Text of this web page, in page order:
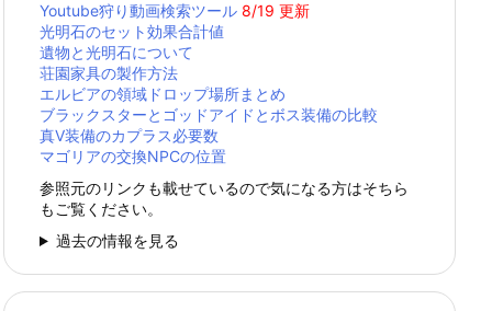
Youtube狩り動画検索ツール 8/19 更新
光明石のセット効果合計値
遺物と光明石について
荘園家具の製作方法
エルビアの領域ドロップ場所まとめ
ブラックスターとゴッドアイドとボス装備の比較
真Ⅴ装備のカプラス必要数
マゴリアの交換NPCの位置
参照元のリンクも載せているので気になる方はそちら
もご覧ください。
過去の情報を見る